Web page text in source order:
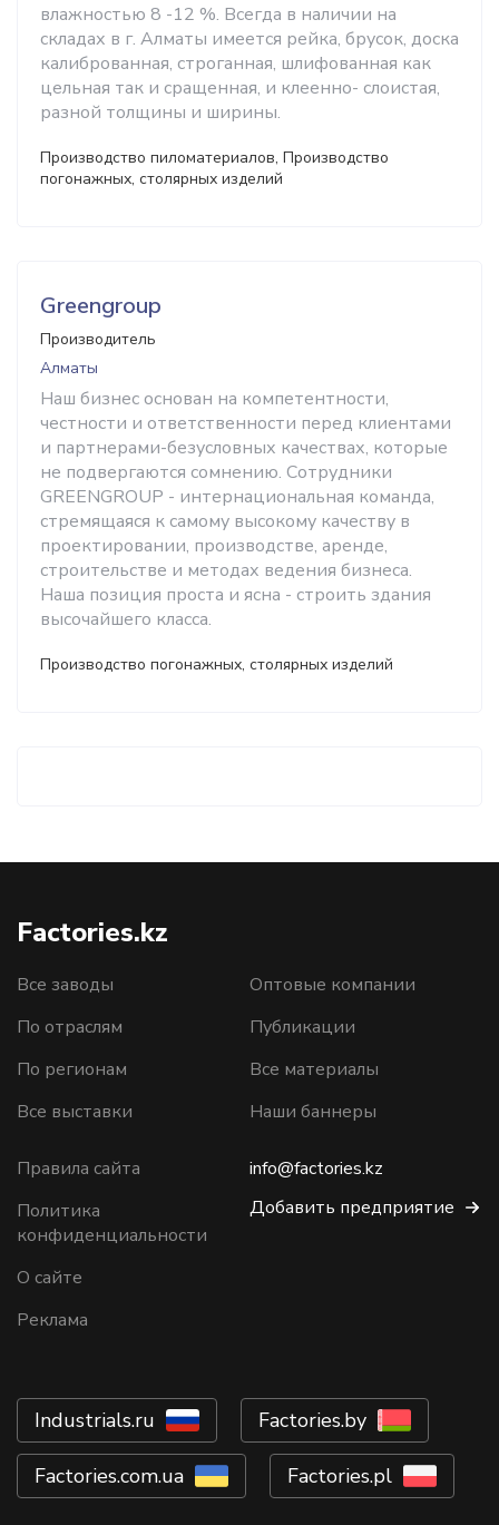
влажностью 8 -12 %. Всегда в наличии на
складах в г. Алматы имеется рейка, брусок, доска
калиброванная, строганная, шлифованная как
цельная так и сращенная, и клеенно- слоистая,
разной толщины и ширины.
Производство пиломатериалов, Производство
погонажных, столярных изделий
Greengroup
Производитель
Алматы
Наш бизнес основан на компетентности,
честности и ответственности перед клиентами
и партнерами-безусловных качествах, которые
не подвергаются сомнению. Сотрудники
GREENGROUP - интернациональная команда,
стремящаяся к самому высокому качеству в
проектировании, производстве, аренде,
строительстве и методах ведения бизнеса.
Наша позиция проста и ясна - строить здания
высочайшего класса.
Производство погонажных, столярных изделий
Factories.kz
Все заводы
По отраслям
По регионам
Все выставки
Оптовые компании
Публикации
Все материалы
Наши баннеры
Правила сайта
Политика
конфиденциальности
О сайте
Реклама
info@factories.kz
Добавить предприятие
Industrials.ru Factories.by
Factories.com.ua Factories.pl